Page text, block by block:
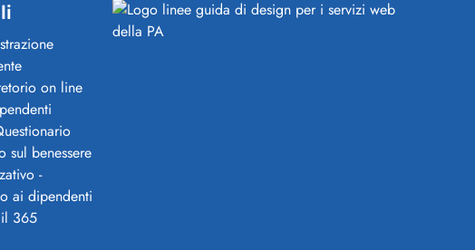
on line
sul benessere
-
ai dipendenti
365